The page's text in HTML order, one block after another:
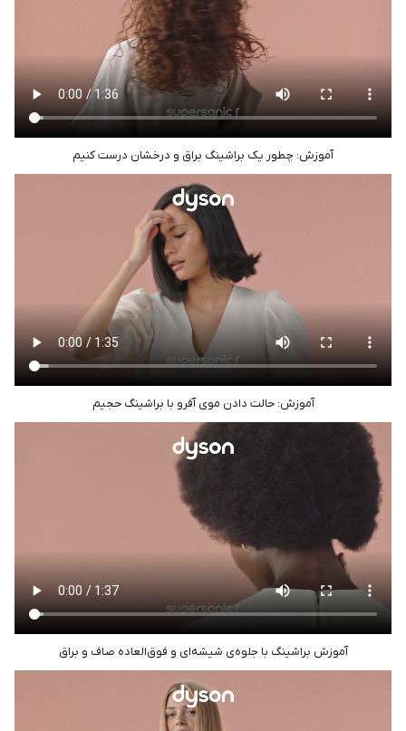
آموزش: چطور یک براشینگ براق و درخشان درست کنیم
آموزش: حالت دادن موی آفرو با براشینگ حجیم
آموزش براشینگ با جلوه‌ی شیشه‌ای و فوق‌العاده صاف و براق